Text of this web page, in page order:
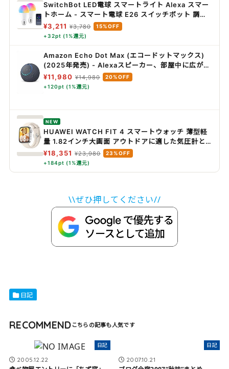
SwitchBot LED電球 スマートライト Alexa スマー
トホーム - スマート電球 E26 スイッチボット 調光
調色 広配光 800lm 60W形相当 電球色・昼白色対
応 RGBCWマルチカラー 1600万色 間接照明
Google Home IFTTT イフト Siri SmartThings
に対応(2個パック)
¥3,211 ¥3,780
15%OFF
+32pt (1%還元)
Amazon Echo Dot Max (エコードットマックス)
(2025年発売) - Alexaスピーカー、部屋中に広がる
サウンド、スマートホームハブ内蔵、グラファイト
¥11,980 ¥14,980
20%OFF
+120pt (1%還元)
NEW
HUAWEI WATCH FIT 4 スマートウォッチ 薄型軽
量 1.82インチ大画面 アウトドアに適した気圧計と
測位システム 通知 フィットネス ヘルストラッカー
情緒測定 10日間ロングバッテリー iOS/Android ホ
ワイト
¥18,351 ¥23,980
23%OFF
+184pt (1%還元)
\\ぜひ押してください//
日記
RECOMMEND
日記
2005.12.22
日記
2007.10.21